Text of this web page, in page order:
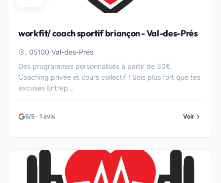
workfit/ coach sportif briançon - Val-des-Prés
, 05100 Val-des-Prés
Des programmes personnalisés à partir de 30€,
Coaching privée et cours collectif ! Sois plus fort que tes
excuses Entrep...
5/5 · 1 avis Voir